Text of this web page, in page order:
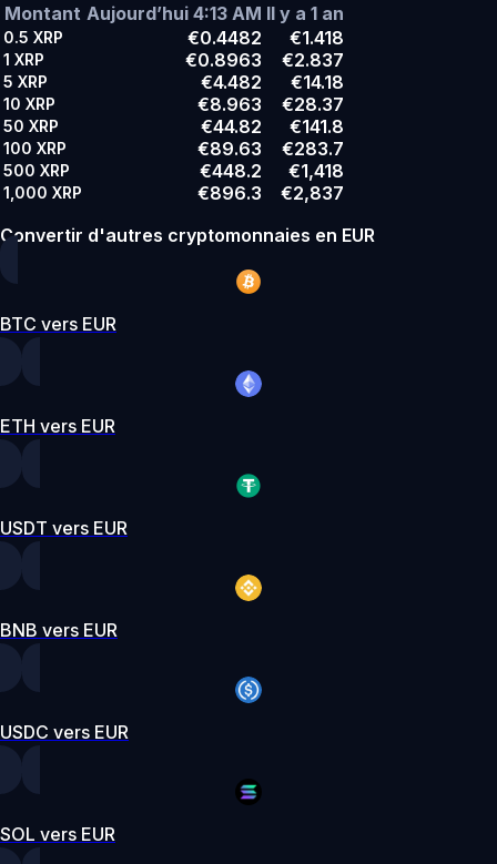
Montant Aujourd’hui 4:13 AM Il y a 1 an
0.5 XRP €0.4482 €1.418
1 XRP €0.8963 €2.837
5 XRP €4.482 €14.18
10 XRP €8.963 €28.37
50 XRP €44.82 €141.8
100 XRP €89.63 €283.7
500 XRP €448.2 €1,418
1,000 XRP €896.3
€2,837
Convertir d'autres cryptomonnaies en EUR
BTC vers EUR
ETH vers EUR
USDT vers EUR
BNB vers EUR
USDC vers EUR
SOL vers EUR